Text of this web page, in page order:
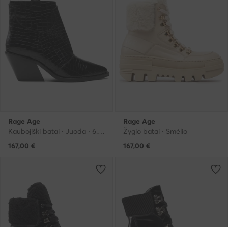
Rage Age
Kaubojiški batai · Juoda · 6.5 cm
167,00 €
Rage Age
Žygio batai · Smėlio
167,00 €